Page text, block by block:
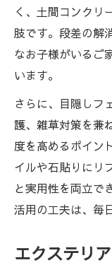
く、土間コンクリ
肢です。段差の解
なお子様がいるご
います。
さらに、目隠しフ
護、雑草対策を兼
度を高めるポイン
イルや石貼りにリ
と実用性を両立で
活用の工夫は、毎
エクステリ